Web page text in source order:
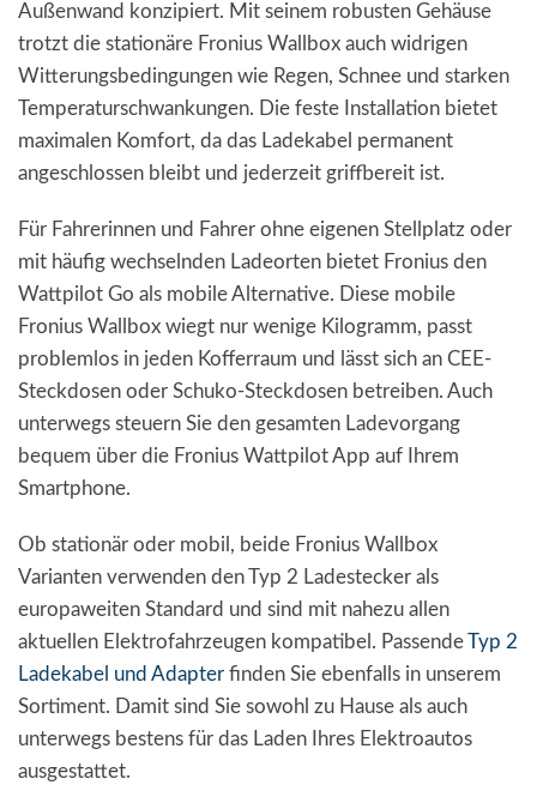
Außenwand konzipiert. Mit seinem robusten Gehäuse
trotzt die stationäre Fronius Wallbox auch widrigen
Witterungsbedingungen wie Regen, Schnee und starken
Temperaturschwankungen. Die feste Installation bietet
maximalen Komfort, da das Ladekabel permanent
angeschlossen bleibt und jederzeit griffbereit ist.
Für Fahrerinnen und Fahrer ohne eigenen Stellplatz oder
mit häufig wechselnden Ladeorten bietet Fronius den
Wattpilot Go als mobile Alternative. Diese mobile
Fronius Wallbox wiegt nur wenige Kilogramm, passt
problemlos in jeden Kofferraum und lässt sich an CEE-
Steckdosen oder Schuko-Steckdosen betreiben. Auch
unterwegs steuern Sie den gesamten Ladevorgang
bequem über die Fronius Wattpilot App auf Ihrem
Smartphone.
Ob stationär oder mobil, beide Fronius Wallbox
Varianten verwenden den Typ 2 Ladestecker als
europaweiten Standard und sind mit nahezu allen
aktuellen Elektrofahrzeugen kompatibel. PassendeTyp 2
Ladekabel und Adapter finden Sie ebenfalls in unserem
Sortiment. Damit sind Sie sowohl zu Hause als auch
unterwegs bestens für das Laden Ihres Elektroautos
ausgestattet.